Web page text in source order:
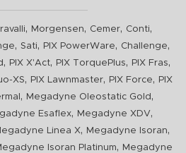
, Morgensen, Cemer, Conti,
, Sati, PIX PowerWare, Challenge,
, PIX X'Act, PIX TorquePlus, PIX Fras,
XS, PIX Lawnmaster, PIX Force,
PIX
, Megadyne Oleostatic Gold ,
Esaflex, Megadyne XDV,
Linea X, Megadyne Isoran,
Isoran Platinum,
Megadyne